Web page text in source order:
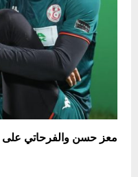
معز حسن والفرحاتي على